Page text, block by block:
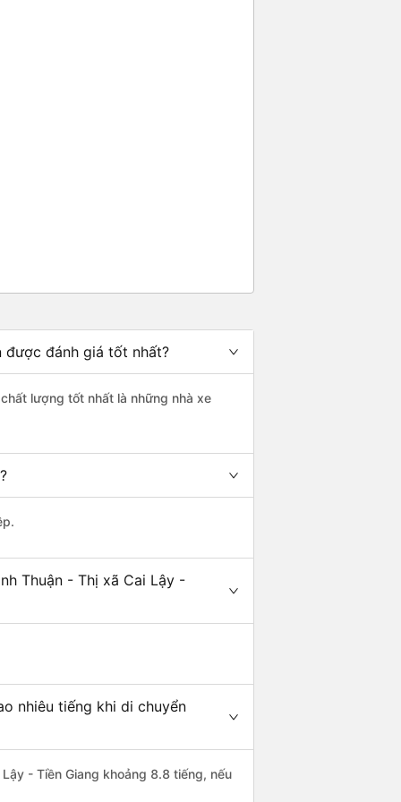
được đánh giá tốt nhất?
lượng tốt nhất là những nhà xe
Thuận - Thị xã Cai Lậy -
nhiêu tiếng khi di chuyển
- Tiền Giang khoảng 8.8 tiếng, nếu